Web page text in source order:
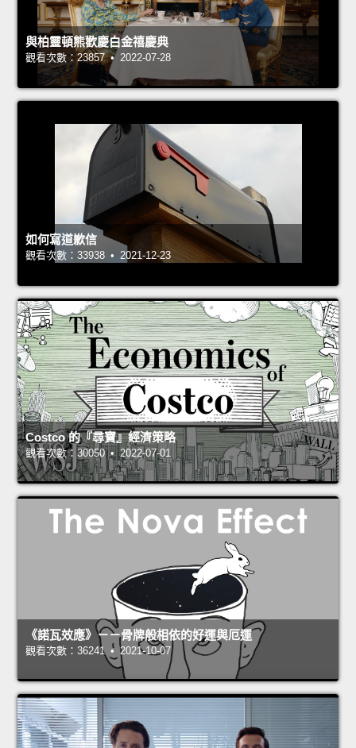
與柏靈頓熊歡慶白金禧慶典
觀看次數：23857 • 2022-07-28
如何寫道歉信
觀看次數：33938 • 2021-12-23
Costco 的『尋寶』經濟策略
觀看次數：30050 • 2022-07-01
《諾瓦效應》－－骨牌般相依的好運與厄運
觀看次數：36241 • 2021-10-07